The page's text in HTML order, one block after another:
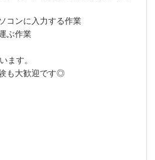
コンに入力する作業
ぶ作業
ます。
も大歓迎です◎